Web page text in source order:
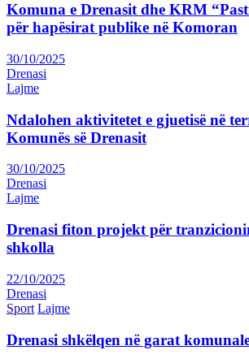
Komuna e Drenasit dhe KRM
për hapësirat publike në Komoran
30/10/2025
Drenasi
Lajme
Ndalohen aktivitetet e gjuetisë në
Komunës së Drenasit
30/10/2025
Drenasi
Lajme
Drenasi fiton projekt për
shkolla
22/10/2025
Drenasi
Sport Lajme
Drenasi shkëlqen në garat